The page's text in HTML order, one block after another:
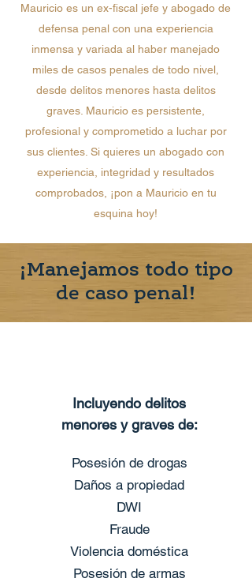
Mauricio es un ex-fiscal jefe y abogado de
defensa penal con una experiencia
inmensa y variada al haber manejado
miles de casos penales de todo nivel,
desde delitos menores hasta delitos
graves. Mauricio es persistente,
profesional y comprometido a luchar por
sus clientes. Si quieres un abogado con
experiencia, integridad y resultados
comprobados, ¡pon a Mauricio en tu
esquina hoy!
¡Manejamos todo tipo
de caso penal!
Incluyendo delitos
menores y graves de:
Posesión de drogas
Daños a propiedad
DWI
Fraude
Violencia doméstica
Posesión de armas